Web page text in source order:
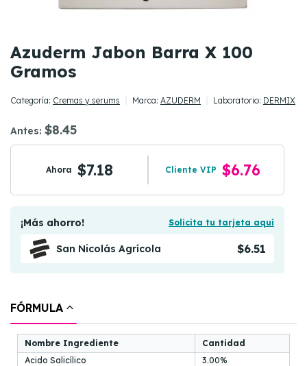
Azuderm Jabon Barra X 100
Gramos
Categoría: Cremas y serums Marca: AZUDERM Laboratorio: DERMIX
Antes: $8.45
Ahora $7.18 Cliente VIP $6.76
¡Más ahorro! Solicita tu tarjeta aquí
San Nicolás Agrícola $6.51
FÓRMULA
Nombre Ingrediente
Cantidad
Acido Salicílico
3.00%